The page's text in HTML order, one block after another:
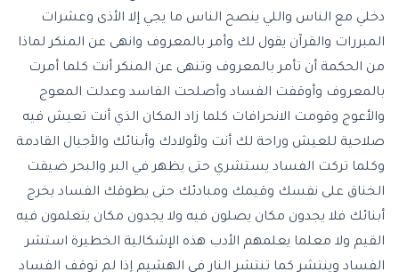
دخلي مع الناس واللي ينصح الناس ما يجي إلا الأذى وعشرات
المبررات والقرآن يقول لك وأمر بالمعروف وانهى عن المنكر لماذا
من الحكمة أن تأمر بالمعروف وتنهى عن المنكر أنت كلما أمرت
بالمعروف وأوقفت الفساد وأصلحت الفاسد وعدلت المعوج
والأعوج وقومت الانحرافات كلما زاد المكان الذي أنت تعيش فيه
صلاحية للعيش وراحة لك أنت ولأولادك وأبنائك والأجيال القادمة
وكلما تركت الفساد يستشري حتى يظهر في البر والبحر ضيقت
الخناق على نفسك وقيمك ومبادئك حتى يطوقك الفساد يخرج
أبنائك فلا يجدون مكان يصلون فيه ولا يجدون مكان يتعلمون فيه
القيم ولا معلما يعلمهم الأدب هذه الإشكالية الخطيرة استشر
الفساد وينتشر كما تنتشر النار في الهشيم إذا لم توقف الفساد